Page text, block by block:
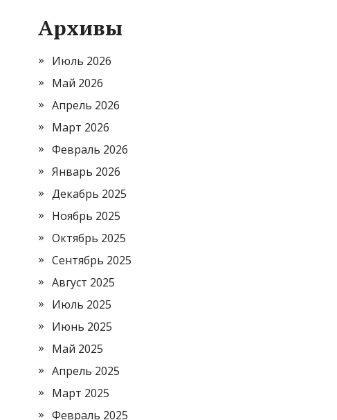
Архивы
Июль 2026
Май 2026
Апрель 2026
Март 2026
Февраль 2026
Январь 2026
Декабрь 2025
Ноябрь 2025
Октябрь 2025
Сентябрь 2025
Август 2025
Июль 2025
Июнь 2025
Май 2025
Апрель 2025
Март 2025
Февраль 2025